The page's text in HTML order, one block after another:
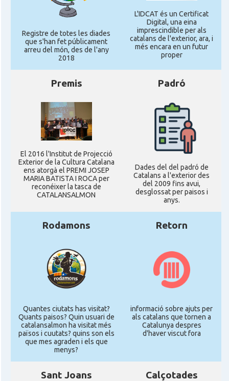
Registre de totes les diades
que s'han fet públicament
arreu del món, des de l'any
2018
L'IDCAT és un Certificat
Digital, una eina
imprescindible per als
catalans de l'exterior, ara, i
més encara en un futur
proper
Premis
El 2016 l'Institut de Projecció
Exterior de la Cultura Catalana
ens atorgà el PREMI JOSEP
MARIA BATISTA I ROCA per
reconéixer la tasca de
CATALANSALMON
Padró
Dades del del padró de
Catalans a l'exterior des
del 2009 fins avui,
desglossat per paisos i
anys.
Rodamons
Quantes ciutats has visitat?
Quants paisos? Quin usuari de
catalansalmon ha visitat més
països i cuutats? quins son els
que mes agraden i els que
menys?
Retorn
informació sobre ajuts per
als catalans que tornen a
Catalunya despres
d'haver viscut fora
Sant Joans Calçotades